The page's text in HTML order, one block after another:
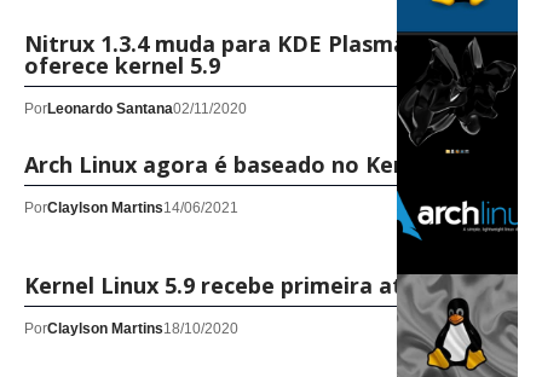
Nitrux 1.3.4 muda para KDE Plasma 5.20 e
oferece kernel 5.9
PorLeonardo Santana02/11/2020
Arch Linux agora é baseado no Kernel 5.9
PorClaylson Martins14/06/2021
Kernel Linux 5.9 recebe primeira atualização
PorClaylson Martins18/10/2020